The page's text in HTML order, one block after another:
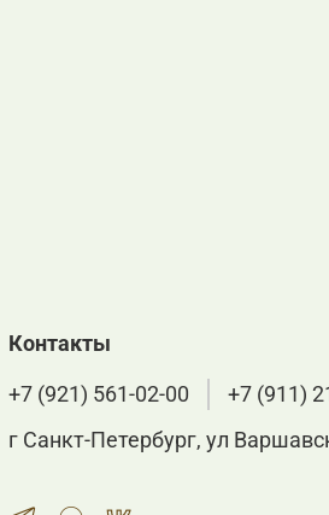
Контакты
+7 (921) 561-02-00
+7 (911)
г Санкт-Петербург, ул